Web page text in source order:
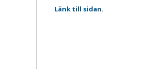
Länk till sidan.